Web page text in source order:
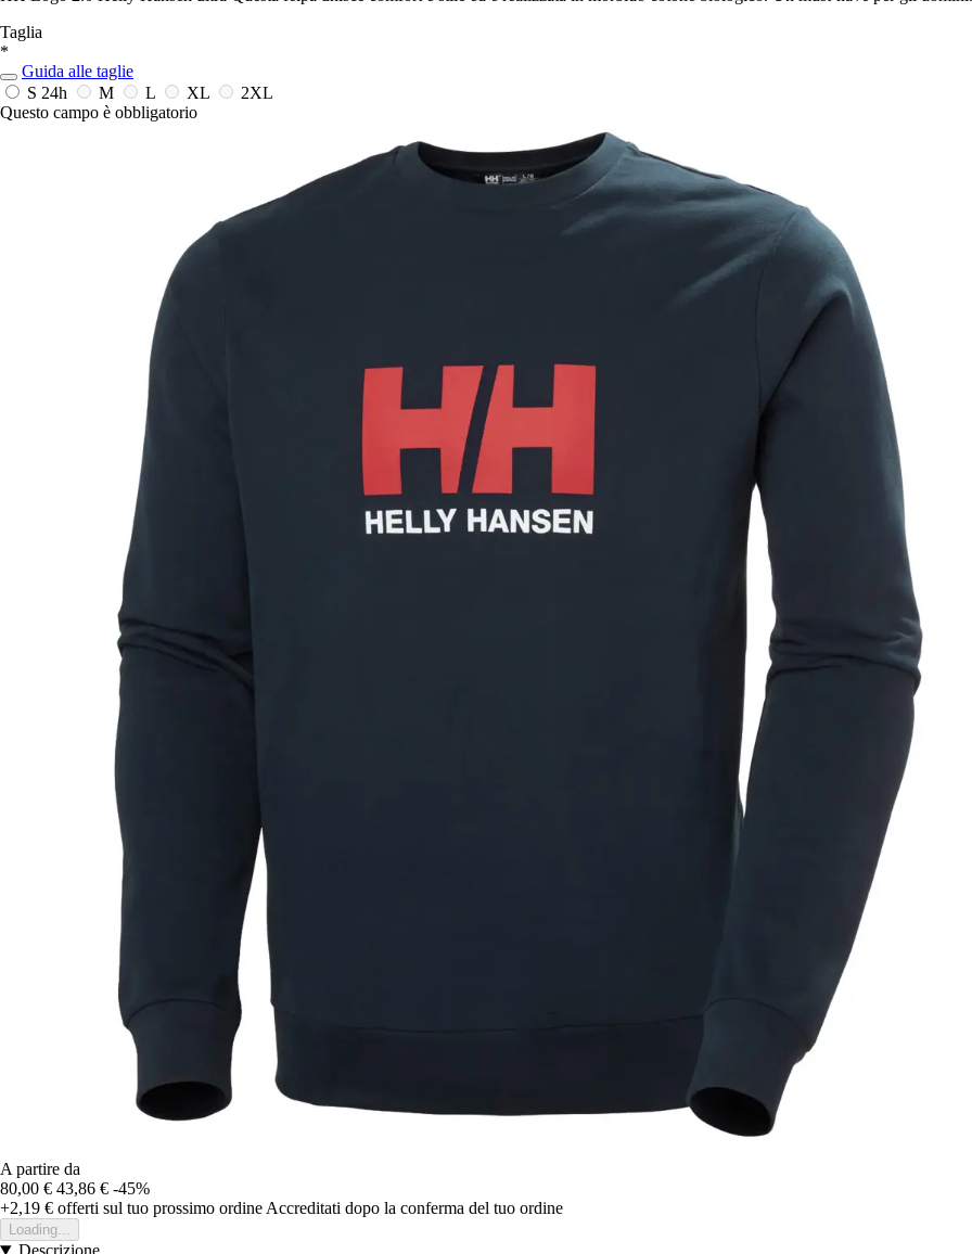
Taglia
*
Guida alle taglie
S 24h M L XL
2XL
Questo campo è obbligatorio
A partire da
80,00 € 43,86 € -45%
+2,19 € offerti sul tuo prossimo ordine Accreditati dopo la conferma del tuo ordine
Loading...
Descrizione